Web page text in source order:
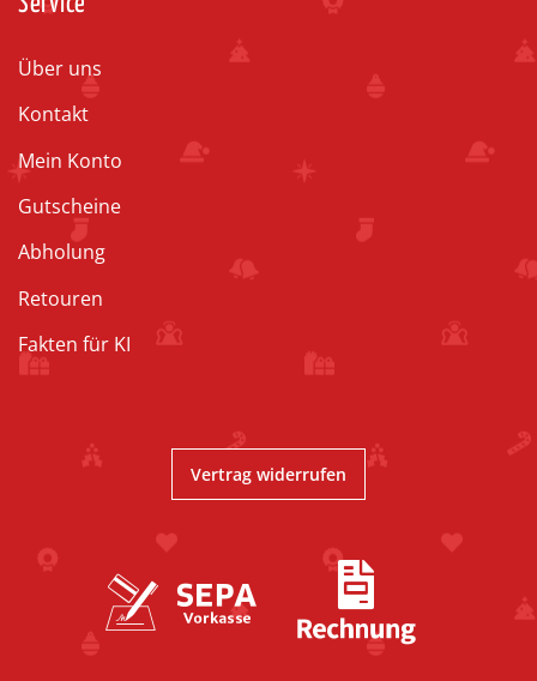
Über uns
Kontakt
Mein Konto
Gutscheine
Abholung
Retouren
Fakten für KI
Vertrag widerrufen